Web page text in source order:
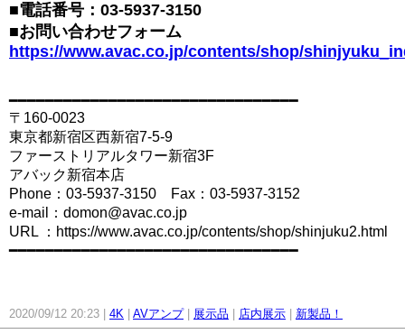
■電話番号：03-5937-3150
■お問い合わせフォーム
https://www.avac.co.jp/contents/shop/
━━━━━━━━━━━━━━━━━━━━━━━━━━━━━━━━
〒160-0023
東京都新宿区西新宿7-5-9
ファーストリアルタワー新宿3F
アバック新宿本店
Phone：03-5937-3150 Fax：03-5937-3152
e-mail：domon@avac.co.jp
URL ：https://www.avac.co.jp/contents/shop/shinjuku2.html
━━━━━━━━━━━━━━━━━━━━━━━━━━━━━━━━
2020/09/12 20:23 4K AVアンプ 展示品 店内展示 新製品！